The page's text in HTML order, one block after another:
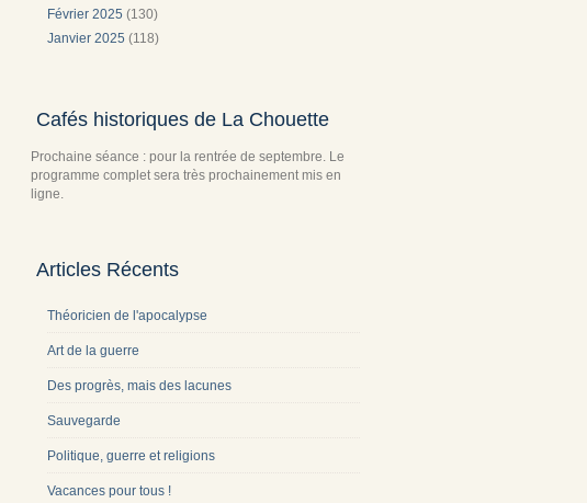
Février 2025 (130)
Janvier 2025 (118)
Cafés historiques de La Chouette
Prochaine séance : pour la rentrée de septembre. Le
programme complet sera très prochainement mis en
ligne.
Articles Récents
Théoricien de l'apocalypse
Art de la guerre
Des progrès, mais des lacunes
Sauvegarde
Politique, guerre et religions
Vacances pour tous !